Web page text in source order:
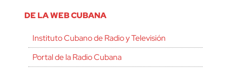
DE LA WEB CUBANA
Instituto Cubano de Radio y Televisión
Portal de la Radio Cubana